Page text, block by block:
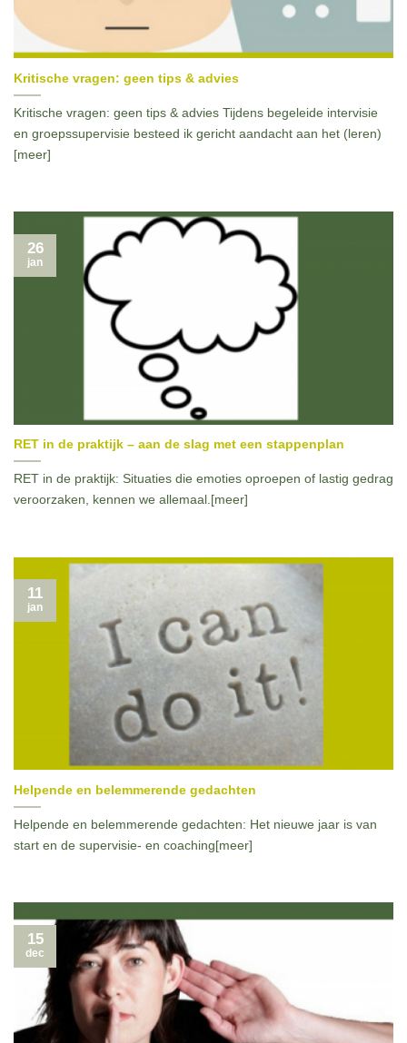
Kritische vragen: geen tips & advies
Kritische vragen: geen tips & advies Tijdens begeleide intervisie
en groepssupervisie besteed ik gericht aandacht aan het (leren)
[meer]
RET in de praktijk – aan de slag met een stappenplan
RET in de praktijk: Situaties die emoties oproepen of lastig gedrag
veroorzaken, kennen we allemaal.[meer]
26
jan
Helpende en belemmerende gedachten
Helpende en belemmerende gedachten: Het nieuwe jaar is van
start en de supervisie- en coaching[meer]
11
jan
15
dec